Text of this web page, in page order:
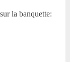
la banquette: